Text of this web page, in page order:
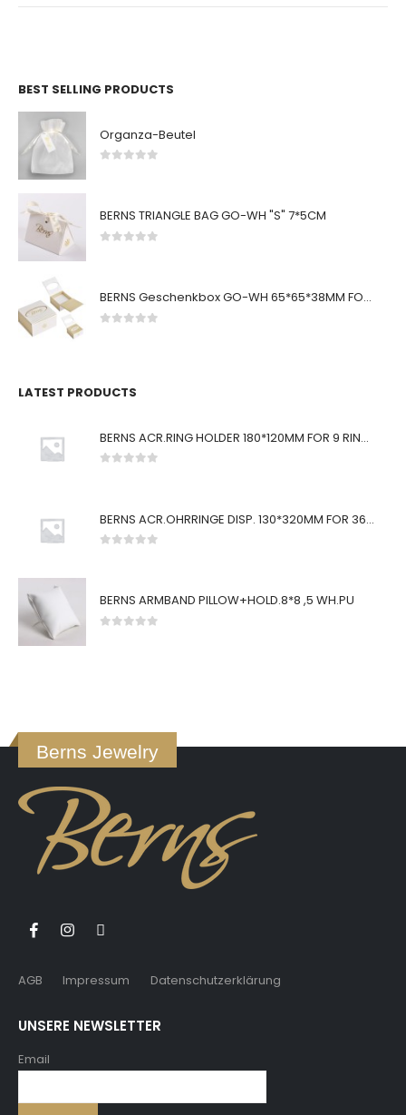
BEST SELLING PRODUCTS
Organza-Beutel
BERNS TRIANGLE BAG GO-WH "S" 7*5CM
BERNS Geschenkbox GO-WH 65*65*38MM FOR SMALL SETS
LATEST PRODUCTS
BERNS ACR.RING HOLDER 180*120MM FOR 9 RINGS
BERNS ACR.OHRRINGE DISP. 130*320MM FOR 36 PAIRS
BERNS ARMBAND PILLOW+HOLD.8*8 ,5 WH.PU
Berns Jewelry
AGB Impressum Datenschutzerklärung
UNSERE NEWSLETTER
Email